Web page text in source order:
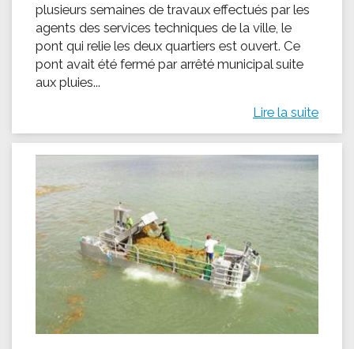
plusieurs semaines de travaux effectués par les
agents des services techniques de la ville, le
pont qui relie les deux quartiers est ouvert. Ce
pont avait été fermé par arrêté municipal suite
aux pluies...
Lire la suite